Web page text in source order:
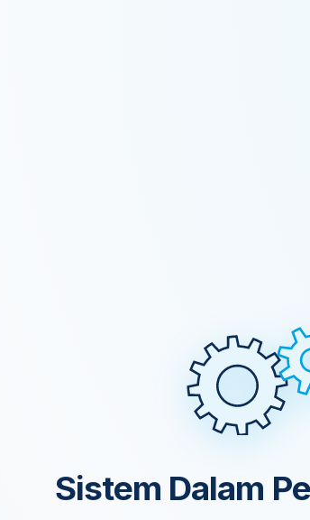
Sistem Dalam